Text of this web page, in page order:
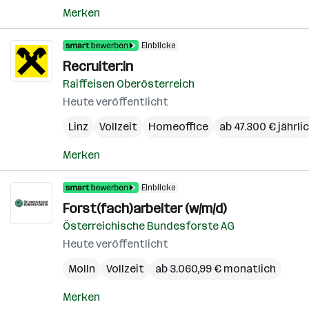
Merken
Einblicke
Recruiter:in
Raiffeisen Oberösterreich
Heute veröffentlicht
Linz
Vollzeit Homeoffice ab 47.300 €
Merken
Einblicke
Forst(fach)arbeiter (w/m/d)
Österreichische Bundesforste AG
Heute veröffentlicht
Molln
Vollzeit ab 3.060,99 € monatlich
Merken